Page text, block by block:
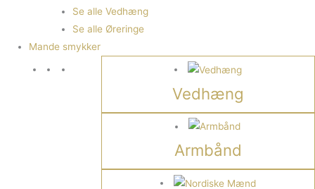
Se alle Vedhæng
Se alle Øreringe
Mande smykker
Vedhæng
Armbånd